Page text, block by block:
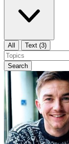
All Text (3)
Search